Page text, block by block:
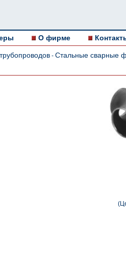
О фирме
- Стальные сварные